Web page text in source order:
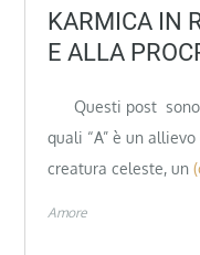
KARMICA IN
E ALLA
Questi post sono
quali “A” è un allievo
creatura celeste, un
Amore